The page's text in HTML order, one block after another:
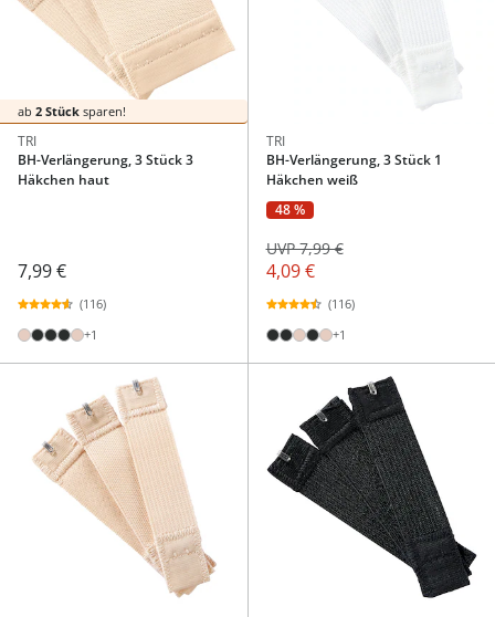
ab 2 Stück sparen!
TRI
BH-Verlängerung, 3 Stück 3
Häkchen haut
7,99 €
(116)
+1
TRI
BH-Verlängerung, 3 Stück 1
Häkchen weiß
48 %
4,09 €
UVP 7,99 €
(116)
+1